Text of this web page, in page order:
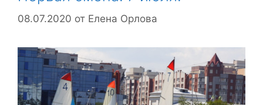
08.07.2020 от Елена Орлова